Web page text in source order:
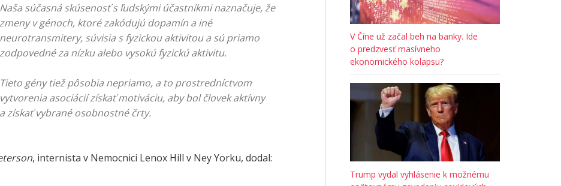
Naša súčasná skúsenosť s ľudskými účastníkmi naznačuje, že
zmeny v génoch, ktoré zakódujú dopamín a iné
neurotransmitery, súvisia s fyzickou aktivitou a sú priamo
zodpovedné za nízku alebo vysokú fyzickú aktivitu.
Tieto gény tiež pôsobia nepriamo, a to prostredníctvom
vytvorenia asociácií získať motiváciu, aby bol človek aktívny
a získať vybrané osobnostné črty.
, internista v Nemocnici Lenox Hill v Ney Yorku, dodal:
V Číne už začal beh na banky. Ide
o predzvesť masívneho
ekonomického kolapsu?
Trump vydal vyhlásenie k možnému